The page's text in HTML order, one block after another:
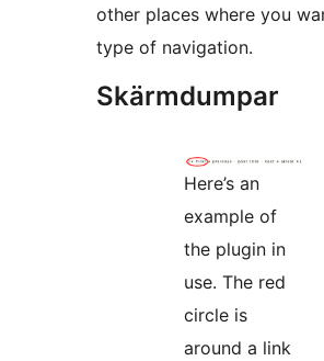
other places where you
type of navigation.
Skärmdumpar
Here’s an
example of
the plugin in
use. The red
circle is
around a link